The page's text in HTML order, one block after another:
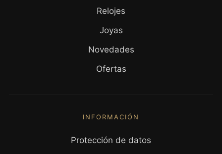
Relojes
Joyas
Novedades
Ofertas
INFORMACIÓN
Protección de datos